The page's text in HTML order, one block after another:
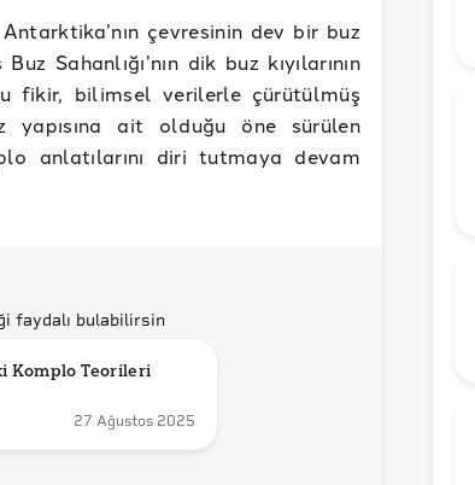
çevresinin dev bir buz
Sahanlığı’nın dik buz kıyılarının
fikir, bilimsel verilerle çürütülmüş
ait olduğu öne sürülen
anlatılarını diri tutmaya devam
faydalı bulabilirsin
Komplo Teorileri
27 Ağustos 2025